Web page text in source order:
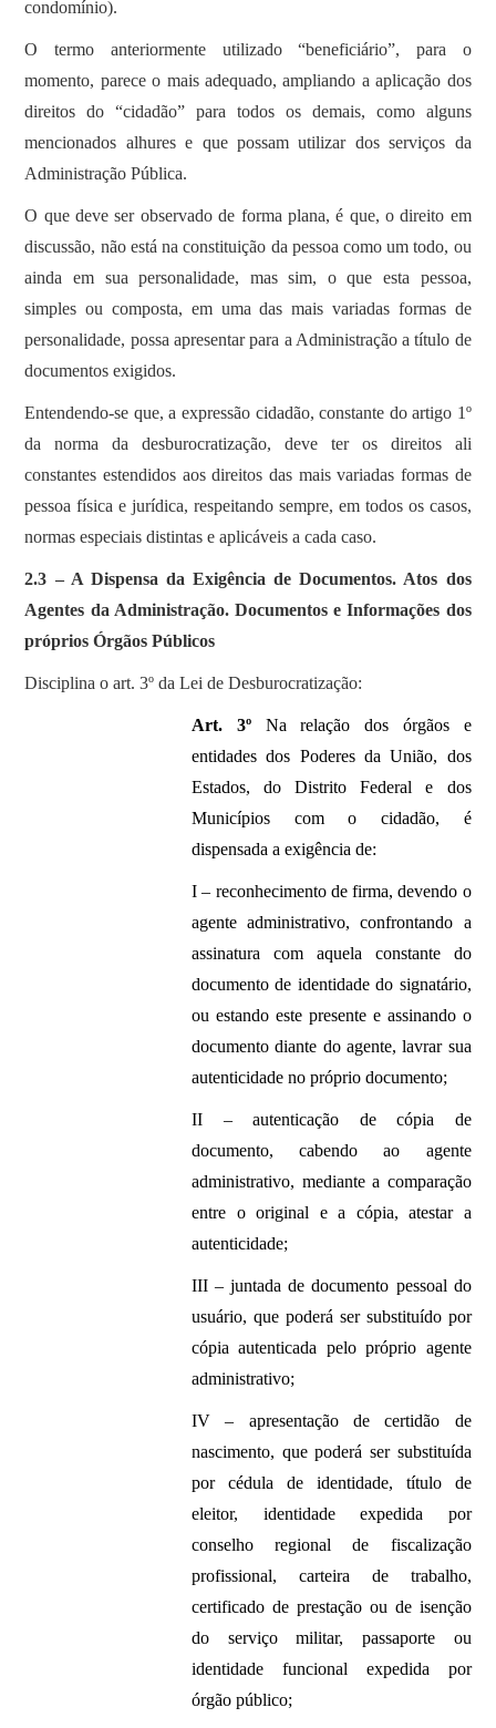
condomínio).
O termo anteriormente utilizado “beneficiário”, para o
momento, parece o mais adequado, ampliando a aplicação dos
direitos do “cidadão” para todos os demais, como alguns
mencionados alhures e que possam utilizar dos serviços da
Administração Pública.
O que deve ser observado de forma plana, é que, o direito em
discussão, não está na constituição da pessoa como um todo, ou
ainda em sua personalidade, mas sim, o que esta pessoa,
simples ou composta, em uma das mais variadas formas de
personalidade, possa apresentar para a Administração a título de
documentos exigidos.
Entendendo-se que, a expressão cidadão, constante do artigo 1º
da norma da desburocratização, deve ter os direitos ali
constantes estendidos aos direitos das mais variadas formas de
pessoa física e jurídica, respeitando sempre, em todos os casos,
normas especiais distintas e aplicáveis a cada caso.
2.3 – A Dispensa da Exigência de Documentos. Atos dos
Agentes da Administração. Documentos e Informações dos
próprios Órgãos Públicos
Disciplina o art. 3º da Lei de Desburocratização:
Art. 3ºNa relação dos órgãos e
entidades dos Poderes da União, dos
Estados, do Distrito Federal e dos
Municípios com o cidadão, é
dispensada a exigência de:
I – reconhecimento de firma, devendo o
agente administrativo, confrontando a
assinatura com aquela constante do
documento de identidade do signatário,
ou estando este presente e assinando o
documento diante do agente, lavrar sua
autenticidade no próprio documento;
II – autenticação de cópia de
documento, cabendo ao agente
administrativo, mediante a comparação
entre o original e a cópia, atestar a
autenticidade;
III – juntada de documento pessoal do
usuário, que poderá ser substituído por
cópia autenticada pelo próprio agente
administrativo;
IV – apresentação de certidão de
nascimento, que poderá ser substituída
por cédula de identidade, título de
eleitor, identidade expedida por
conselho regional de fiscalização
profissional, carteira de trabalho,
certificado de prestação ou de isenção
do serviço militar, passaporte ou
identidade funcional expedida por
órgão público;